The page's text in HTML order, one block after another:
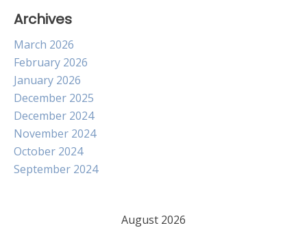
Archives
March 2026
February 2026
January 2026
December 2025
December 2024
November 2024
October 2024
September 2024
August 2026